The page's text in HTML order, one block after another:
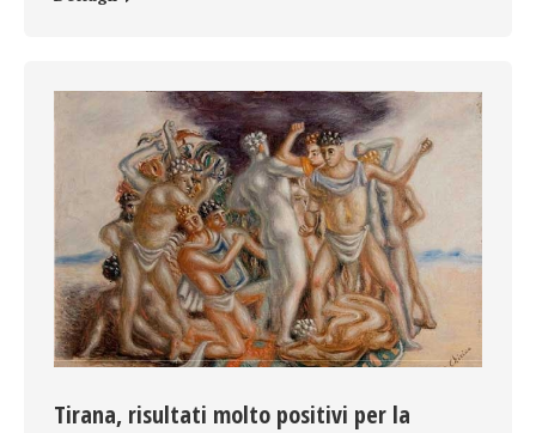
Tirana, risultati molto positivi per la